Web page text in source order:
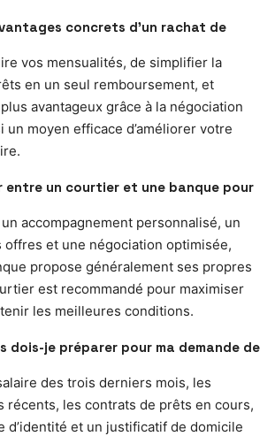
concrets d’un rachat de
vos mensualités, de simplifier la
en un seul remboursement, et
avantageux grâce à la négociation
un moyen efficace d’améliorer votre
entre un courtier et une banque pour
accompagnement personnalisé, un
offres et une négociation optimisée,
propose généralement ses propres
est recommandé pour maximiser
les meilleures conditions.
dois-je préparer pour ma demande de
des trois derniers mois, les
récents, les contrats de prêts en cours,
d’identité et un justificatif de domicile